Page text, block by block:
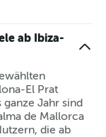
ab Ibiza-
El Prat
ganze Jahr sind
de Mallorca
die ab